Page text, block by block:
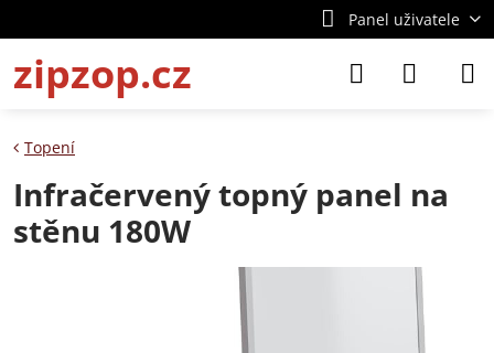
Panel uživatele
zipzop.cz
Topení
Infračervený topný panel na
stěnu 180W